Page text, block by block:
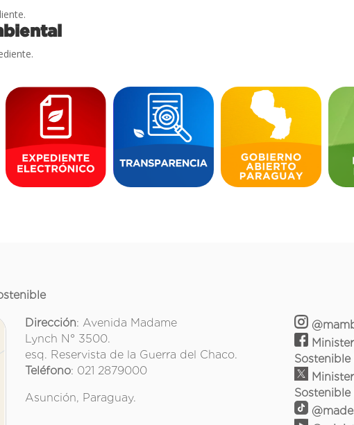
Dirección: Avenida Madame
Lynch N° 3500.
esq. Reservista de la Guerra del Chaco.
Teléfono: 021 2879000
Asunción, Paraguay.
Sostenible